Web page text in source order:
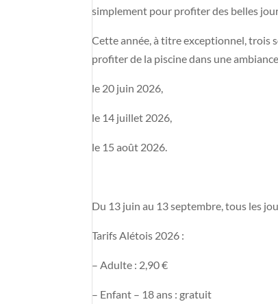
simplement pour profiter des belles
Cette année, à titre exceptionnel, trois
profiter de la piscine dans une
le 20 juin 2026,
le 14 juillet 2026,
le 15 août 2026.
Du 13 juin au 13 septembre, tous les
Tarifs Alétois 2026 :
– Adulte : 2,90 €
– Enfant – 18 ans : gratuit